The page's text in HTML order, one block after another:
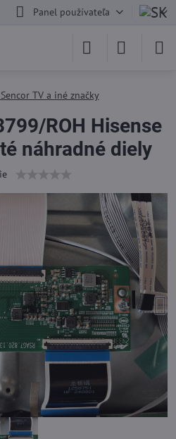
Panel používateľa
TV a iné značky
ROH Hisense
náhradné diely